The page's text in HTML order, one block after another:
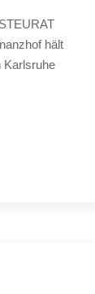
hält
Karlsruhe